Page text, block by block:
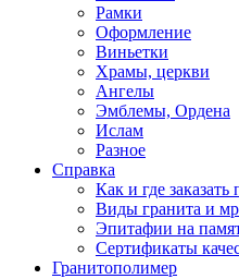
Рамки
Оформление
Виньетки
Храмы, церкви
Ангелы
Эмблемы, Ордена
Ислам
Разное
Справка
Как и где заказать
Виды гранита и
Эпитафии на
Сертификаты
Гранитополимер